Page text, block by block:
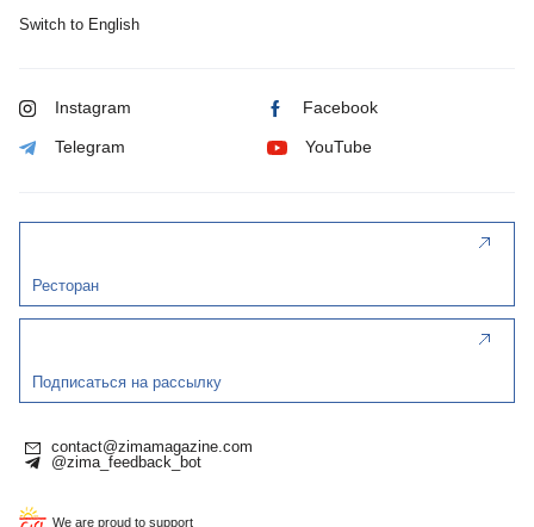
Switch to English
Instagram Facebook
Telegram YouTube
Ресторан
Подписаться на рассылку
contact@zimamagazine.com
@zima_feedback_bot
We are proud to support